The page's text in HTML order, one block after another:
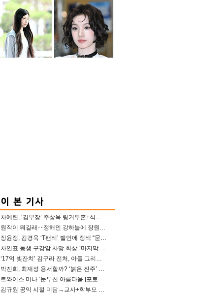
차예련, ‘김부장’ 주상욱 링거투혼+식스팩 비화 “옷 벗는데 아저씨는 안 된다고”(차장금)
원작이 뭐길래‥정해인 강하늘에 장원영까지 참여한 이 영화
장윤정, 김경욱 ‘T팬티’ 발언에 정색 “묻지 않았는데, 그것도 성희롱”(장공장)
차인표 동생 구강암 사망 회상 “마지막 순간 동생 손 잡아준 신애라, 두고두고 고마워” (신애라이프)
‘17억 빚잔치’ 김구라 전처, 아들 그리는 “나 뿐인데” 친엄마 챙기는 효심 눈길
박진희, 최재성 용서할까? ‘붉은 진주’ 오늘(7일) 결말 나온다
트와이스 미나 ‘눈부신 아름다움’[포토엔HD]
김규원 공익 시절 미담→교사+학부모 추가 미담 속출 “휠체어 탄 아이와 산책도”[종합]